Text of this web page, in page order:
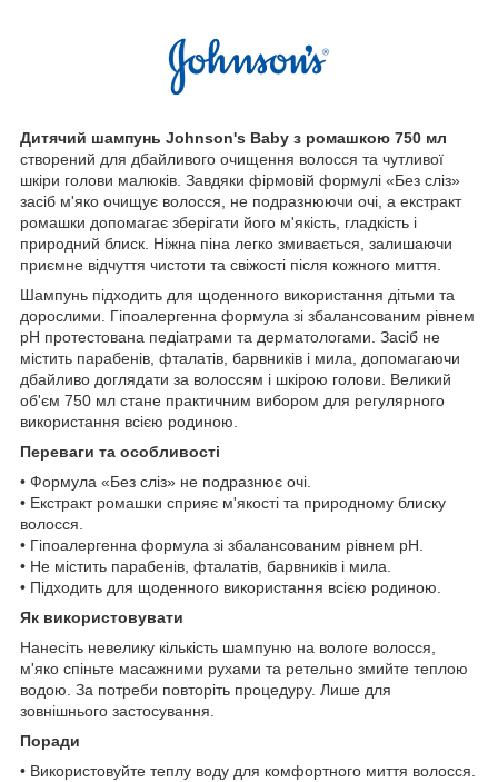
Дитячий шампунь Johnson's Baby з ромашкою 750 мл
створений для дбайливого очищення волосся та чутливої
шкіри голови малюків. Завдяки фірмовій формулі «Без сліз»
засіб м'яко очищує волосся, не подразнюючи очі, а екстракт
ромашки допомагає зберігати його м'якість, гладкість і
природний блиск. Ніжна піна легко змивається, залишаючи
приємне відчуття чистоти та свіжості після кожного миття.
Шампунь підходить для щоденного використання дітьми та
дорослими. Гіпоалергенна формула зі збалансованим рівнем
pH протестована педіатрами та дерматологами. Засіб не
містить парабенів, фталатів, барвників і мила, допомагаючи
дбайливо доглядати за волоссям і шкірою голови. Великий
об'єм 750 мл стане практичним вибором для регулярного
використання всією родиною.
Переваги та особливості
• Формула «Без сліз» не подразнює очі.
• Екстракт ромашки сприяє м'якості та природному блиску
волосся.
• Гіпоалергенна формула зі збалансованим рівнем pH.
• Не містить парабенів, фталатів, барвників і мила.
• Підходить для щоденного використання всією родиною.
Як використовувати
Нанесіть невелику кількість шампуню на вологе волосся,
м'яко спіньте масажними рухами та ретельно змийте теплою
водою. За потреби повторіть процедуру. Лише для
зовнішнього застосування.
Поради
• Використовуйте теплу воду для комфортного миття волосся.